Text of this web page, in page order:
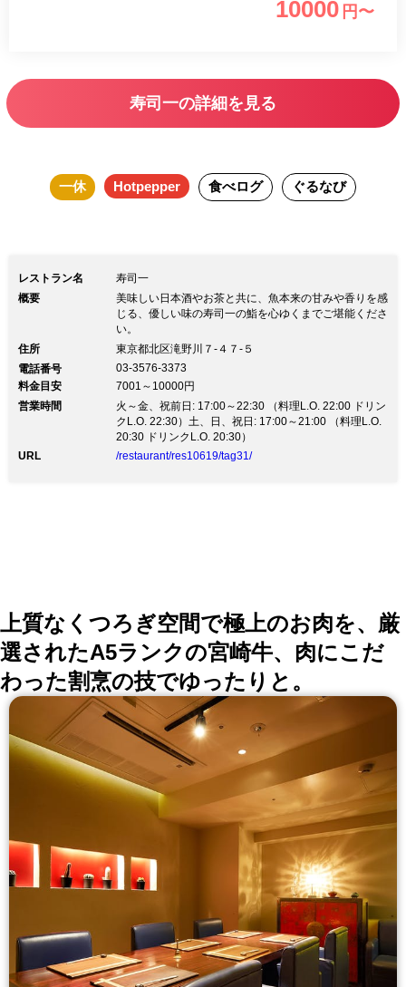
10000 円〜
寿司一の詳細を見る
一休 Hotpepper 食べログ ぐるなび
レストラン名
寿司一
概要
美味しい日本酒やお茶と共に、魚本来の甘みや香りを感
じる、優しい味の寿司一の鮨を心ゆくまでご堪能くださ
い。
住所
東京都北区滝野川７-４７-５
電話番号
03-3576-3373
料金目安
7001～10000円
営業時間
火～金、祝前日: 17:00～22:30 （料理L.O. 22:00 ドリン
クL.O. 22:30）土、日、祝日: 17:00～21:00 （料理L.O.
20:30 ドリンクL.O. 20:30）
URL
/restaurant/res10619/tag31/
上質なくつろぎ空間で極上のお肉を、厳
選されたA5ランクの宮崎牛、肉にこだ
わった割烹の技でゆったりと。